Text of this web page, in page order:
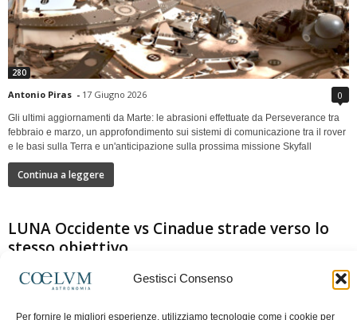
Gestisci Consenso
Per fornire le migliori esperienze, utilizziamo tecnologie come i cookie per
280
Antonio Piras - 17 Giugno 2026 0
Gli ultimi aggiornamenti da Marte: le abrasioni effettuate da Perseverance tra
febbraio e marzo, un approfondimento sui sistemi di comunicazione tra il rover
e le basi sulla Terra e un'anticipazione sulla prossima missione Skyfall
Continua a leggere
LUNA Occidente vs Cinadue strade verso lo
stesso obiettivo